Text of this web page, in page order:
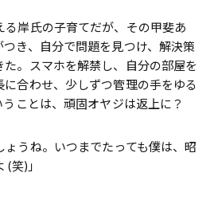
る岸氏の子育てだが、その甲斐あ
つき、自分で問題を見つけ、解決策
。スマホを解禁し、自分の部屋を
合わせ、少しずつ管理の手をゆる
ことは、頑固オヤジは返上に？
ょうね。いつまでたっても僕は、昭
笑)」